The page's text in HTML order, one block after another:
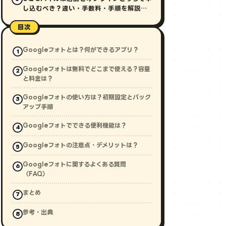
し込むべき？違い・手数料・手順を解説
目次
Googleフォトとは？何ができるアプリ？
Googleフォトは無料でどこまで使える？容量
と料金は？
Googleフォトの使い方は？初期設定とバック
アップ手順
Googleフォトでできる便利機能は？
Googleフォトの注意点・デメリットは？
Googleフォトに関するよくある質問
（FAQ）
まとめ
参考・出典